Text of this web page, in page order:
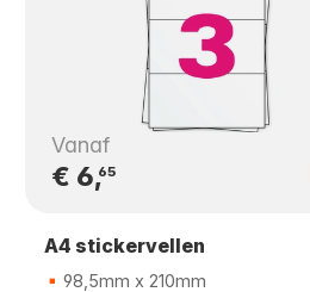
Vanaf
€ 6,65
A4 stickervellen
98,5mm x 210mm